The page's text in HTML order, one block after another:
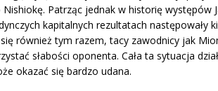
Patrząc jednak w historię występów
kapitalnych rezultatach następowały
również tym razem, tacy zawodnicy jak
słabości oponenta. Cała ta sytuacja
okazać się bardzo udana.